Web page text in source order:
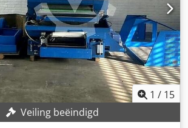
1 / 15
Veiling beëindigd